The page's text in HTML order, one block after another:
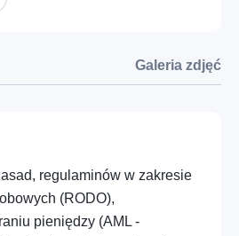
zewnętrzne
zwierzętami
i gastronomia
prace
konta?
Galeria zdjęć
regulaminów w zakresie
(RODO),
pieniędzy (AML -